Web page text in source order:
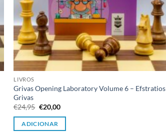
LIVROS
Grivas Opening Laboratory Volume 6 – Efstratios
Grivas
€24,95 O
preço
original
era:
€20,00O
atual
ADICIONAR